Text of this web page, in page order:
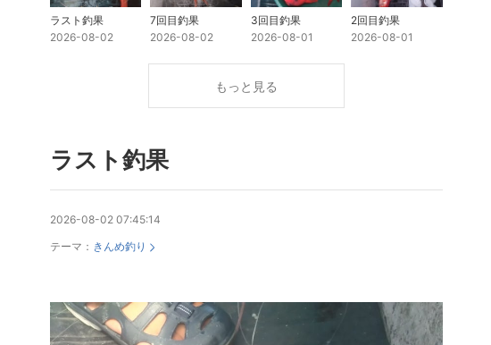
ラスト釣果
2026-08-02
7回目釣果
2026-08-02
3回目釣果
2026-08-01
2回目釣果
2026-08-01
もっと見る
ラスト釣果
2026-08-02 07:45:14
テーマ： きんめ釣り